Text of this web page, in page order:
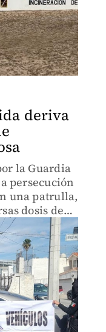
deriva
la Guardia
persecución
una patrulla,
dosis de